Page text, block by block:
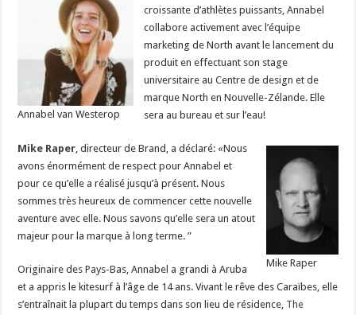
Annabel van Westerop
croissante d’athlètes puissants, Annabel
collabore activement avec l’équipe
marketing de North avant le lancement du
produit en effectuant son stage
universitaire au Centre de design et de
marque North en Nouvelle-Zélande. Elle
sera au bureau et sur l’eau!
Mike Raper
Mike Raper, directeur de Brand, a déclaré: «Nous
avons énormément de respect pour Annabel et
pour ce qu’elle a réalisé jusqu’à présent. Nous
sommes très heureux de commencer cette nouvelle
aventure avec elle. Nous savons qu’elle sera un atout
majeur pour la marque à long terme. ”
Originaire des Pays-Bas, Annabel a grandi à Aruba
et a appris le kitesurf à l’âge de 14 ans. Vivant le rêve des Caraïbes, elle
s’entraînait la plupart du temps dans son lieu de résidence, The